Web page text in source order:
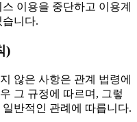
이용을 중단하고 이용계
니다.
)
않은 사항은 관계 법령에
그 규정에 따르며, 그렇
반적인 관례에 따릅니다.